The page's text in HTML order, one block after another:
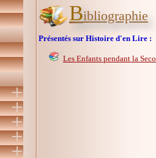
Bibliographie
Présentés sur Histoire d'en Lire :
Les Enfants pendant la